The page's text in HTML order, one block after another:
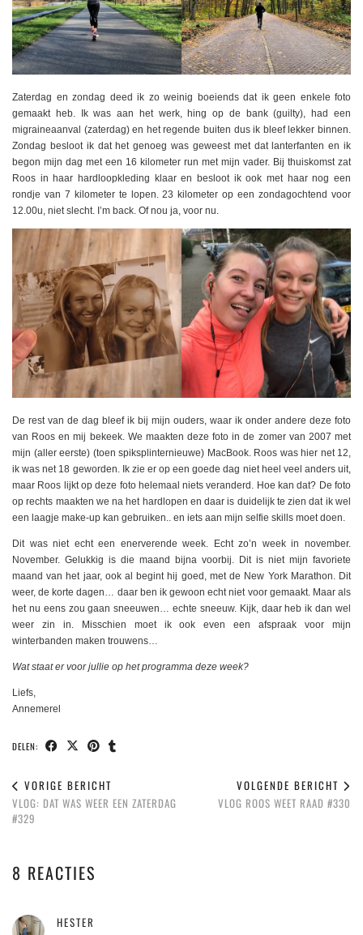
Zaterdag en zondag deed ik zo weinig boeiends dat ik geen enkele foto
gemaakt heb. Ik was aan het werk, hing op de bank (guilty), had een
migraineaanval (zaterdag) en het regende buiten dus ik bleef lekker binnen.
Zondag besloot ik dat het genoeg was geweest met dat lanterfanten en ik
begon mijn dag met een 16 kilometer run met mijn vader. Bij thuiskomst zat
Roos in haar hardloopkleding klaar en besloot ik ook met haar nog een
rondje van 7 kilometer te lopen. 23 kilometer op een zondagochtend voor
12.00u, niet slecht. I’m back. Of nou ja, voor nu.
De rest van de dag bleef ik bij mijn ouders, waar ik onder andere deze foto
van Roos en mij bekeek. We maakten deze foto in de zomer van 2007 met
mijn (aller eerste) (toen spiksplinternieuwe) MacBook. Roos was hier net 12,
ik was net 18 geworden. Ik zie er op een goede dag niet heel veel anders uit,
maar Roos lijkt op deze foto helemaal niets veranderd. Hoe kan dat? De foto
op rechts maakten we na het hardlopen en daar is duidelijk te zien dat ik wel
een laagje make-up kan gebruiken.. en iets aan mijn selfie skills moet doen.
Dit was niet echt een enerverende week. Echt zo’n week in november.
November. Gelukkig is die maand bijna voorbij. Dit is niet mijn favoriete
maand van het jaar, ook al begint hij goed, met de New York Marathon. Dit
weer, de korte dagen… daar ben ik gewoon echt niet voor gemaakt. Maar als
het nu eens zou gaan sneeuwen… echte sneeuw. Kijk, daar heb ik dan wel
weer zin in. Misschien moet ik ook even een afspraak voor mijn
winterbanden maken trouwens…
Wat staat er voor jullie op het programma deze week?
Liefs,
Annemerel
DELEN:
VORIGE BERICHT
VLOG: DAT WAS WEER EEN ZATERDAG
#329
VOLGENDE BERICHT
VLOG ROOS WEET RAAD #330
8 REACTIES
HESTER